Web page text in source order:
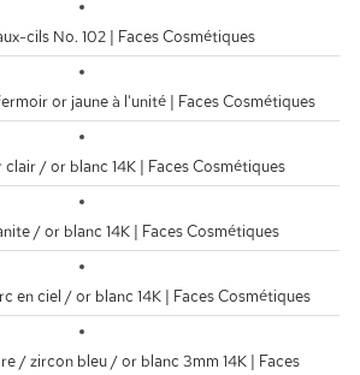
cils No. 102 | Faces Cosmétiques
or jaune à l'unité | Faces Cosmétiques
/ or blanc 14K | Faces Cosmétiques
/ or blanc 14K | Faces Cosmétiques
en ciel / or blanc 14K | Faces Cosmétiques
/ zircon bleu / or blanc 3mm 14K | Faces